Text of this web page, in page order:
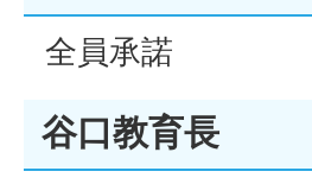
全員承諾
谷口教育長